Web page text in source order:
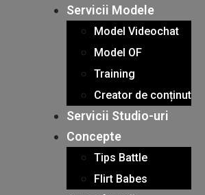
Servicii Modele
Model Videochat
Model OF
Training
Creator de conținut
Servicii Studio-uri
Concepte
Tips Battle
Flirt Babes